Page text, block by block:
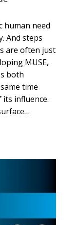
human need
And steps
are often just
MUSE,
both
time
influence.